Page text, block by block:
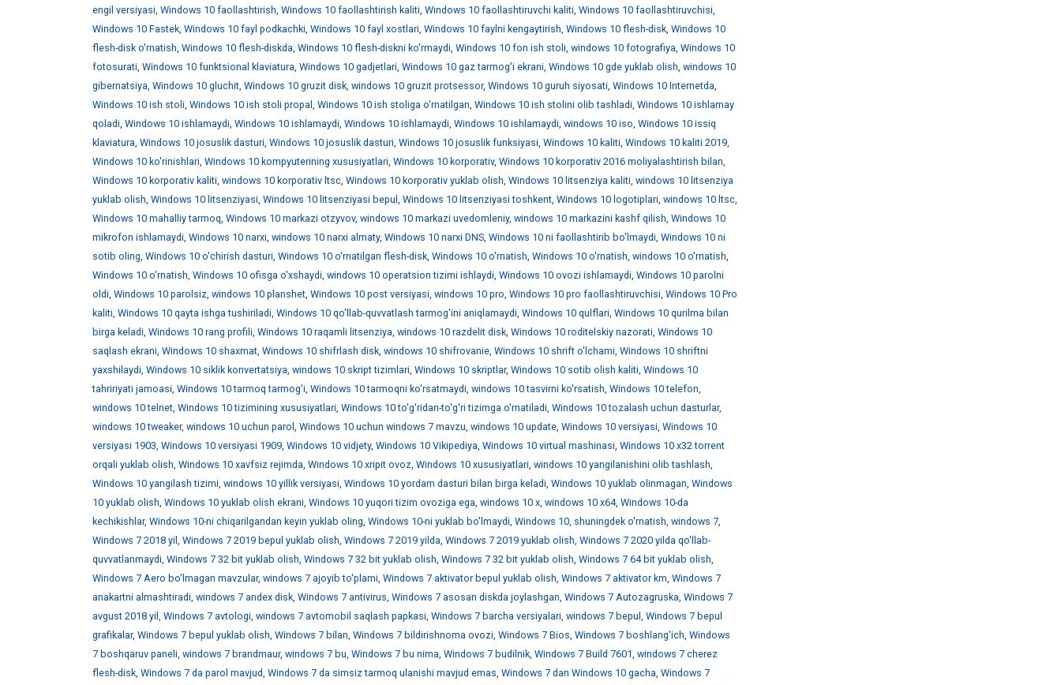
engil versiyasi, Windows 10 faollashtirish, Windows 10 faollashtirish kaliti, Windows 10 faollashtiruvchi kaliti, Windows 10 faollashtiruvchisi,
Windows 10 Fastek, Windows 10 fayl podkachki, Windows 10 fayl xostlari, Windows 10 faylni kengaytirish, Windows 10 flesh-disk, Windows 10
flesh-disk o'rnatish, Windows 10 flesh-diskda, Windows 10 flesh-diskni ko'rmaydi, Windows 10 fon ish stoli, windows 10 fotografiya, Windows 10
fotosurati, Windows 10 funktsional klaviatura, Windows 10 gadjetlari, Windows 10 gaz tarmog'i ekrani, Windows 10 gde yuklab olish, windows 10
gibernatsiya, Windows 10 gluchit, Windows 10 gruzit disk, windows 10 gruzit protsessor, Windows 10 guruh siyosati, Windows 10 Internetda,
Windows 10 ish stoli, Windows 10 ish stoli propal , Windows 10 ish stoliga o'rnatilgan, Windows 10 ish stolini olib tashladi, Windows 10 ishlamay
qoladi, Windows 10 ishlamaydi, Windows 10 ishlamaydi, Windows 10 ishlamaydi, Windows 10 ishlamaydi, windows 10 iso, Windows 10 issiq
klaviatura, Windows 10 josuslik dasturi, Windows 10 josuslik dasturi, Windows 10 josuslik funksiyasi, Windows 10 kaliti, Windows 10 kaliti 2019,
Windows 10 ko'rinishlari, Windows 10 kompyuterining xususiyatlari, Windows 10 korporativ, Windows 10 korporativ 2016 moliyalashtirish bilan,
Windows 10 korporativ kaliti, windows 10 korporativ ltsc, Windows 10 korporativ yuklab olish, Windows 10 litsenziya kaliti, windows 10 litsenziya
yuklab olish, Windows 10 litsenziyasi, Windows 10 litsenziyasi bepul , Windows 10 litsenziyasi toshkent, Windows 10 logotiplari, windows 10 ltsc,
Windows 10 mahalliy tarmoq, Windows 10 markazi otzyvov, windows 10 markazi uvedomleniy, windows 10 markazini kashf qilish, Windows 10
mikrofon ishlamaydi, Windows 10 narxi, windows 10 narxi almaty, Windows 10 narxi DNS, Windows 10 ni faollashtirib bo'lmaydi, Windows 10 ni
sotib oling, Windows 10 o'chirish dasturi, Windows 10 o'rnatilgan flesh-disk, Windows 10 o'rnatish, Windows 10 o'rnatish, windows 10 o'rnatish,
Windows 10 o'rnatish, Windows 10 ofisga o'xshaydi, windows 10 operatsion tizimi ishlaydi, Windows 10 ovozi ishlamaydi, Windows 10 parolni
oldi, Windows 10 parolsiz, windows 10 planshet, Windows 10 post versiyasi, windows 10 pro, Windows 10 pro faollashtiruvchisi, Windows 10 Pro
kaliti, Windows 10 qayta ishga tushiriladi, Windows 10 qo'llab-quvvatlash tarmog'ini aniqlamaydi, Windows 10 qulflari, Windows 10 qurilma bilan
birga keladi, Windows 10 rang profili, Windows 10 raqamli litsenziya, windows 10 razdelit disk, Windows 10 roditelskiy nazorati, Windows 10
saqlash ekrani, Windows 10 shaxmat, Windows 10 shifrlash disk, windows 10 shifrovanie, Windows 10 shrift o'lchami, Windows 10 shriftni
yaxshilaydi, Windows 10 siklik konvertatsiya, windows 10 skript tizimlari, Windows 10 skriptlar, Windows 10 sotib olish kaliti, Windows 10
tahririyati jamoasi, Windows 10 tarmoq tarmog'i, Windows 10 tarmoqni ko'rsatmaydi, windows 10 tasvirni ko'rsatish, Windows 10 telefon,
windows 10 telnet, Windows 10 tizimining xususiyatlari, Windows 10 to'g'ridan-to'g'ri tizimga o'rnatiladi, Windows 10 tozalash uchun dasturlar,
windows 10 tweaker, windows 10 uchun parol , Windows 10 uchun windows 7 mavzu, windows 10 update, Windows 10 versiyasi, Windows 10
versiyasi 1903, Windows 10 versiyasi 1909, Windows 10 vidjety, Windows 10 Vikipediya, Windows 10 virtual mashinasi, Windows 10 x32 torrent
orqali yuklab olish, Windows 10 xavfsiz rejimda, Windows 10 xripit ovoz, Windows 10 xususiyatlari, windows 10 yangilanishini olib tashlash,
Windows 10 yangilash tizimi, windows 10 yillik versiyasi, Windows 10 yordam dasturi bilan birga keladi, Windows 10 yuklab olinmagan, Windows
10 yuklab olish, Windows 10 yuklab olish ekrani, Windows 10 yuqori tizim ovoziga ega, windows 10 х, windows 10 х64, Windows 10-da
kechikishlar, Windows 10-ni chiqarilgandan keyin yuklab oling, Windows 10-ni yuklab bo'lmaydi, Windows 10, shuningdek o'rnatish, windows 7,
Windows 7 2018 yil , Windows 7 2019 bepul yuklab olish, Windows 7 2019 yilda, Windows 7 2019 yuklab olish, Windows 7 2020 yilda qo'llab-
quvvatlanmaydi, Windows 7 32 bit yuklab olish, Windows 7 32 bit yuklab olish, Windows 7 32 bit yuklab olish, Windows 7 64 bit yuklab olish,
Windows 7 Aero bo'lmagan mavzular, windows 7 ajoyib to'plami, Windows 7 aktivator bepul yuklab olish, Windows 7 aktivator km, Windows 7
anakartni almashtiradi, windows 7 andex disk, Windows 7 antivirus, Windows 7 asosan diskda joylashgan, Windows 7 Autozagruska, Windows 7
avgust 2018 yil , Windows 7 avtologi, windows 7 avtomobil saqlash papkasi, Windows 7 barcha versiyalari, windows 7 bepul , Windows 7 bepul
grafikalar, Windows 7 bepul yuklab olish, Windows 7 bilan, Windows 7 bildirishnoma ovozi, Windows 7 Bios, Windows 7 boshlang'ich, Windows
7 boshqaruv paneli, windows 7 brandmaur, windows 7 bu, Windows 7 bu nima, Windows 7 budilnik, Windows 7 Build 7601, windows 7 cherez
flesh-disk, Windows 7 da parol mavjud, Windows 7 da simsiz tarmoq ulanishi mavjud emas, Windows 7 dan Windows 10 gacha, Windows 7